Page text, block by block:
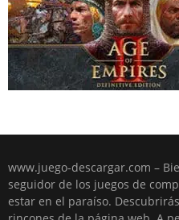
www.juego-descargar.com –
seguidor de los juegos de
estar en el paraíso.